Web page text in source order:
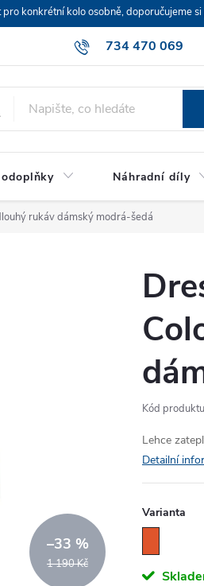
konkrétní kolo osobně, doporučujeme
734 470 069
Náhradní díly
rukáv dámský modrá-šedá
1 190 Kč
–33 %
Kód
Lehce
Detailní
Varianta